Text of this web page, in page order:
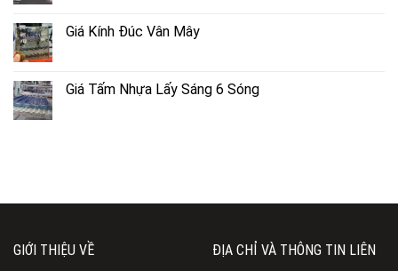
Giá Kính Đúc Vân Mây
Giá Tấm Nhựa Lấy Sáng 6 Sóng
GIỚI THIỆU VỀ
ĐỊA CHỈ VÀ THÔNG TIN LIÊN